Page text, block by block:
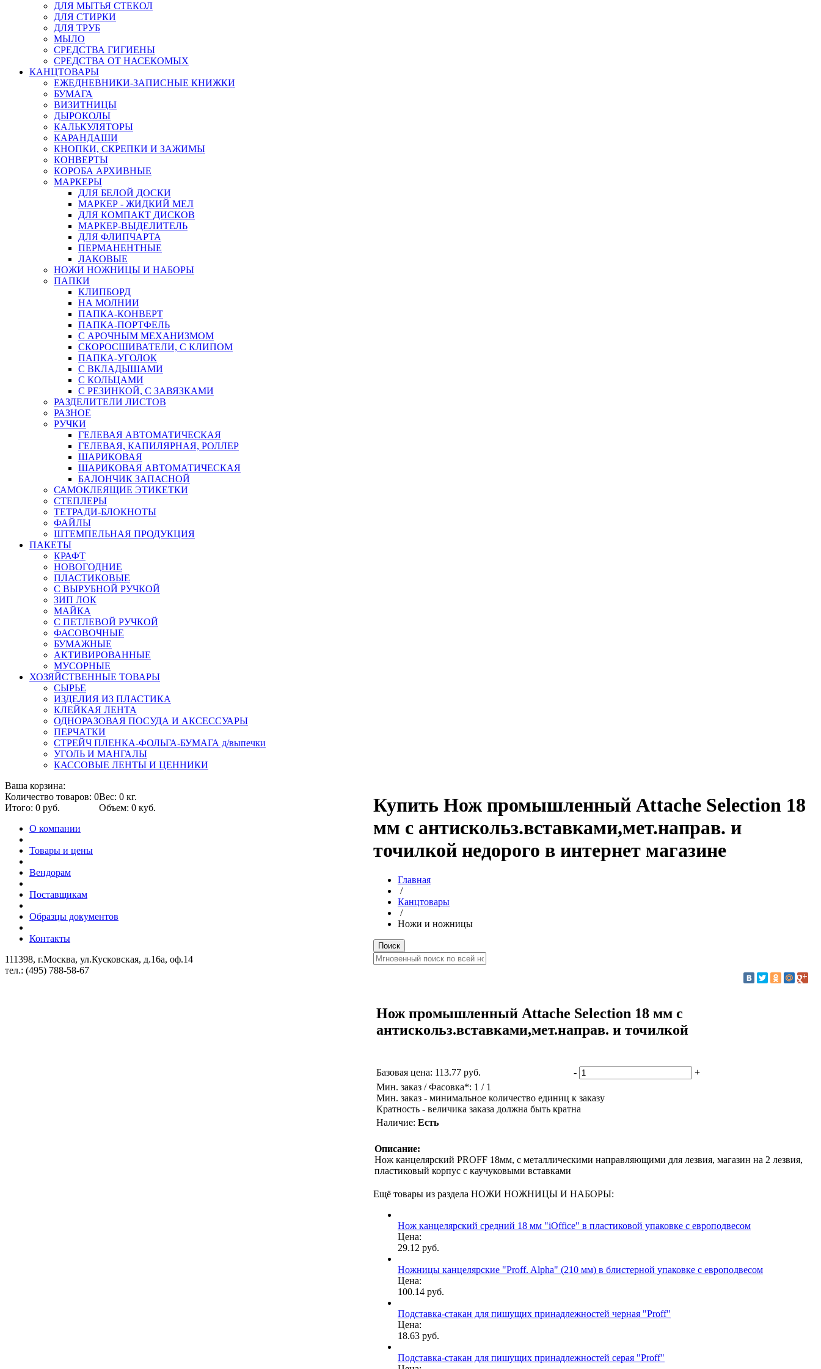
ДЛЯ МЫТЬЯ СТЕКОЛ
ДЛЯ СТИРКИ
ДЛЯ ТРУБ
МЫЛО
СРЕДСТВА ГИГИЕНЫ
СРЕДСТВА ОТ НАСЕКОМЫХ
КАНЦТОВАРЫ
ЕЖЕДНЕВНИКИ-ЗАПИСНЫЕ КНИЖКИ
БУМАГА
ВИЗИТНИЦЫ
ДЫРОКОЛЫ
КАЛЬКУЛЯТОРЫ
КАРАНДАШИ
КНОПКИ, СКРЕПКИ И ЗАЖИМЫ
КОНВЕРТЫ
КОРОБА АРХИВНЫЕ
МАРКЕРЫ
ДЛЯ БЕЛОЙ ДОСКИ
МАРКЕР - ЖИДКИЙ МЕЛ
ДЛЯ КОМПАКТ ДИСКОВ
МАРКЕР-ВЫДЕЛИТЕЛЬ
ДЛЯ ФЛИПЧАРТА
ПЕРМАНЕНТНЫЕ
ЛАКОВЫЕ
НОЖИ НОЖНИЦЫ И НАБОРЫ
ПАПКИ
КЛИПБОРД
НА МОЛНИИ
ПАПКА-КОНВЕРТ
ПАПКА-ПОРТФЕЛЬ
С АРОЧНЫМ МЕХАНИЗМОМ
СКОРОСШИВАТЕЛИ, С КЛИПОМ
ПАПКА-УГОЛОК
С ВКЛАДЫШАМИ
С КОЛЬЦАМИ
С РЕЗИНКОЙ, С ЗАВЯЗКАМИ
РАЗДЕЛИТЕЛИ ЛИСТОВ
РАЗНОЕ
РУЧКИ
ГЕЛЕВАЯ АВТОМАТИЧЕСКАЯ
ГЕЛЕВАЯ, КАПИЛЯРНАЯ, РОЛЛЕР
ШАРИКОВАЯ
ШАРИКОВАЯ АВТОМАТИЧЕСКАЯ
БАЛОНЧИК ЗАПАСНОЙ
САМОКЛЕЯЩИЕ ЭТИКЕТКИ
СТЕПЛЕРЫ
ТЕТРАДИ-БЛОКНОТЫ
ФАЙЛЫ
ШТЕМПЕЛЬНАЯ ПРОДУКЦИЯ
ПАКЕТЫ
КРАФТ
НОВОГОДНИЕ
ПЛАСТИКОВЫЕ
С ВЫРУБНОЙ РУЧКОЙ
ЗИП ЛОК
МАЙКА
С ПЕТЛЕВОЙ РУЧКОЙ
ФАСОВОЧНЫЕ
БУМАЖНЫЕ
АКТИВИРОВАННЫЕ
МУСОРНЫЕ
ХОЗЯЙСТВЕННЫЕ ТОВАРЫ
СЫРЬЕ
ИЗДЕЛИЯ ИЗ ПЛАСТИКА
КЛЕЙКАЯ ЛЕНТА
ОДНОРАЗОВАЯ ПОСУДА И АКСЕССУАРЫ
ПЕРЧАТКИ
СТРЕЙЧ ПЛЕНКА-ФОЛЬГА-БУМАГА д/выпечки
УГОЛЬ И МАНГАЛЫ
КАССОВЫЕ ЛЕНТЫ И ЦЕННИКИ
Купить Нож промышленный Attache Selection 18
мм с антискольз.вставками,мет.направ. и
точилкой недорого в интернет магазине
Главная
/
Канцтовары
/
Ножи и ножницы
Нож промышленный Attache Selection 18 мм с
антискольз.вставками,мет.направ. и точилкой
Базовая цена: 113.77 руб. -
+
Мин. заказ / Фасовка*: 1 / 1
Мин. заказ - минимальное количество единиц к заказу
Кратность - величика заказа должна быть кратна
Наличие: Есть
Описание:
Нож канцелярский PROFF 18мм, с металлическими направляющими для лезвия, магазин на 2 лезвия,
пластиковый корпус с каучуковыми вставками
Ещё товары из раздела НОЖИ НОЖНИЦЫ И НАБОРЫ:
Нож канцелярский средний 18 мм "iOffice" в пластиковой упаковке с европодвесом
Цена:
29.12 руб.
Ножницы канцелярские "Proff. Alpha" (210 мм) в блистерной упаковке с европодвесом
Цена:
100.14 руб.
Подставка-стакан для пишущих принадлежностей черная "Proff"
Цена:
18.63 руб.
Подставка-стакан для пишущих принадлежностей серая "Proff"
Ваша корзина:
Количество товаров: 0Вес: 0 кг.
Итого: 0 руб.
Объем: 0 куб.
О компании
Товары и цены
Вендорам
Поставщикам
Образцы документов
Контакты
111398, г.Москва, ул.Кусковская, д.16а, оф.14
тел.: (495) 788-58-67